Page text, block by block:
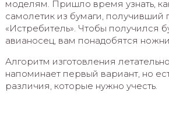
моделям. Пришло время узнать,
самолетик из бумаги, получивший
«Истребитель». Чтобы получился
авианосец, вам понадобятся
Алгоритм изготовления
напоминает первый вариант, но
различия, которые нужно учесть.